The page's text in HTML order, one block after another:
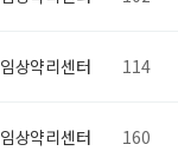
임상약리센터 114
임상약리센터 160